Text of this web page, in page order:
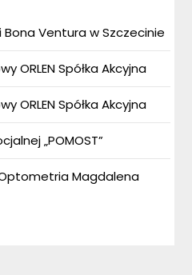
Ventura w Szczecinie
ORLEN Spółka Akcyjna
ORLEN Spółka Akcyjna
„POMOST”
Magdalena